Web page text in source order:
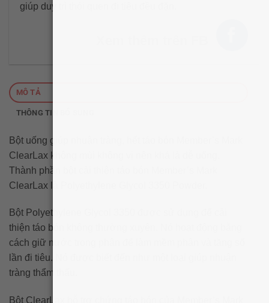
giúp duy trì thói quen đi tiêu đều đặn.
MÔ TẢ
THÔNG TIN BỔ SUNG
Bột uống giúp nhuận tràng, hết táo bón Member’s Mark
ClearLax không mùi không vị nên khá là dễ uống.
Thành phần bột cải thiện táo bón Member’s Mark
ClearLax là Polyethylene Glycol 3350 Powder.
Bột Polyethylene Glycol 3350 được sử dụng để cải
thiện táo bón không thường xuyên. Nó hoạt động bằng
cách giữ nước trong phân để làm mềm phân và tăng số
lần đi tiêu. Nó được biết đến như một loại giúp nhuận
tràng thẩm thấu.
Bột ClearLax hỗ trợ chứng táo bón của Member’s Mark